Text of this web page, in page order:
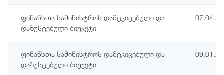
ფინანსთა სამინისტროს დამტკიცებული და
დაზუსტებული ბიუჯეტი
ფინანსთა სამინისტროს დამტკიცებული და
დაზუსტებული ბიუჯეტი